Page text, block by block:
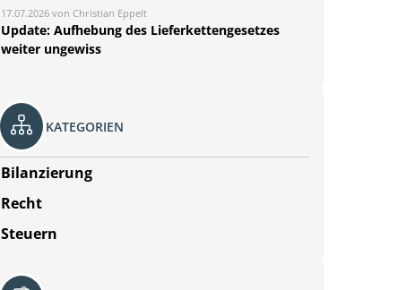
17.07.2026 von Christian Eppelt
Update: Aufhebung des Lieferkettengesetzes
weiter ungewiss
KATEGORIEN
Bilanzierung
Recht
Steuern